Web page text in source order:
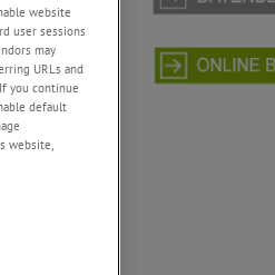
das
11
website
user sessions
may
URLs and
you continue
default
website,